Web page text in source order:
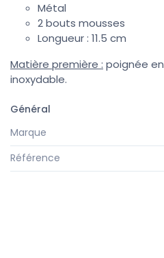
Métal
2 bouts mousses
Longueur : 11.5 cm
Matière première : poignée
inoxydable.
Général
Marque
Référence